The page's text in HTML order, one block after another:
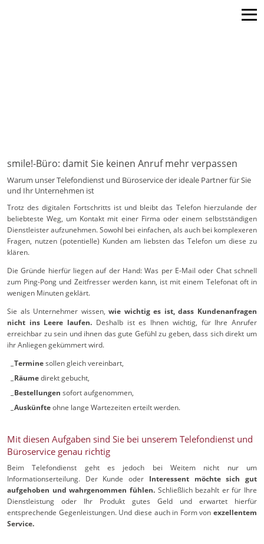
smile!-Büro: damit Sie keinen Anruf mehr verpassen
Warum unser Telefondienst und Büroservice der ideale Partner für Sie
und Ihr Unternehmen ist
Trotz des digitalen Fortschritts ist und bleibt das Telefon hierzulande der
beliebteste Weg, um Kontakt mit einer Firma oder einem selbstständigen
Dienstleister aufzunehmen. Sowohl bei einfachen, als auch bei komplexeren
Fragen, nutzen (potentielle) Kunden am liebsten das Telefon um diese zu
klären.
Die Gründe hierfür liegen auf der Hand: Was per E-Mail oder Chat schnell
zum Ping-Pong und Zeitfresser werden kann, ist mit einem Telefonat oft in
wenigen Minuten geklärt.
Sie als Unternehmer wissen,wie wichtig es ist, dass Kundenanfragen
nicht ins Leere laufen. Deshalb ist es Ihnen wichtig, für Ihre Anrufer
erreichbar zu sein und ihnen das gute Gefühl zu geben, dass sich direkt um
ihr Anliegen gekümmert wird.
Terminesollen gleich vereinbart,
Räumedirekt gebucht,
Bestellungen sofort aufgenommen,
Auskünfteohne lange Wartezeiten erteilt werden.
Mit diesen Aufgaben sind Sie bei unserem Telefondienst und
Büroservice genau richtig
Beim Telefondienst geht es jedoch bei Weitem nicht nur um
Informationserteilung. Der Kunde oder Interessent möchte sich gut
aufgehoben und wahrgenommen fühlen.Schließlich bezahlt er für Ihre
Dienstleistung oder Ihr Produkt gutes Geld und erwartet hierfür
entsprechende Gegenleistungen. Und diese auch in Form von exzellentem
Service.